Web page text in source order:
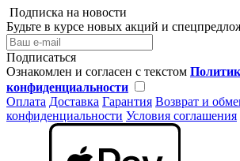
Подписка на новости
Будьте в курсе новых акций и
Подписаться
Ознакомлен и согласен с текстом
конфиденциальности
Оплата Доставка Гарантия Возврат и
конфиденциальности Условия соглашения